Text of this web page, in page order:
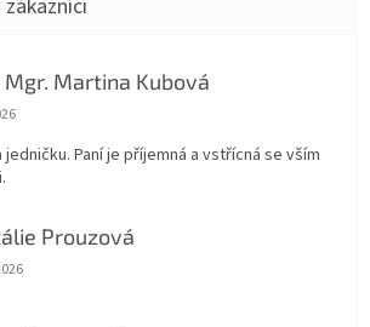
Mgr. Martina Kubová
obchodu je 5 z 5 hvězdiček.
Paní je příjemná a vstřícná se vším
Prouzová
obchodu je 5 z 5 hvězdiček.